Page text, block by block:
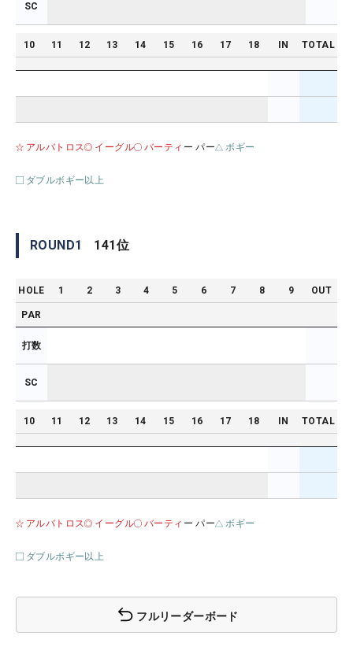
SC
10 11 12 13 14 15 16 17 18 IN TOTAL
アルバトロス イーグル バーティ ー パー ボギー
ダブルボギー以上
ROUND1 141 位
HOLE 1 2 3 4 5 6 7 8 9 OUT
PAR
打数
SC
10 11 12 13 14 15 16 17 18 IN TOTAL
アルバトロス イーグル バーティ ー パー ボギー
ダブルボギー以上
フルリーダーボード